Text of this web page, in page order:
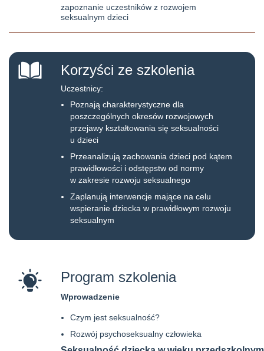
zapoznanie uczestników z rozwojem
seksualnym dzieci
Korzyści ze szkolenia
Uczestnicy:
Poznają charakterystyczne dla
poszczególnych okresów rozwojowych
przejawy kształtowania się seksualności
u dzieci
Przeanalizują zachowania dzieci pod kątem
prawidłowości i odstępstw od normy
w zakresie rozwoju seksualnego
Zaplanują interwencje mające na celu
wspieranie dziecka w prawidłowym rozwoju
seksualnym
Program szkolenia
Wprowadzenie
Czym jest seksualność?
Rozwój psychoseksualny człowieka